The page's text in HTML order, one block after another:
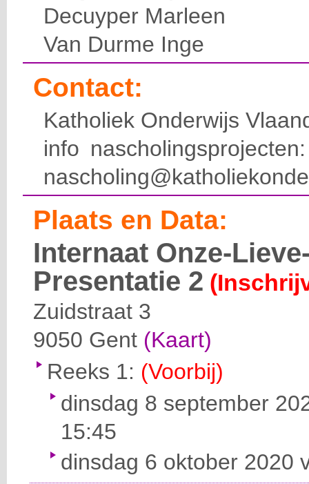
Decuyper Marleen
Van Durme Inge
Contact:
Katholiek Onderwijs
info
Plaats en Data:
Internaat Onze-
Presentatie 2
Zuidstraat 3
9050 Gent (Kaart)
Reeks 1: (Voorbij)
dinsdag 8 september
15:45
dinsdag 6 oktober 2020